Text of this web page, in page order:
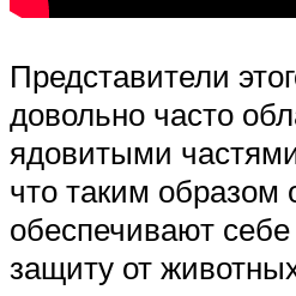
Представители
довольно часто
ядовитыми
что таким образом
обеспечивают
защиту от